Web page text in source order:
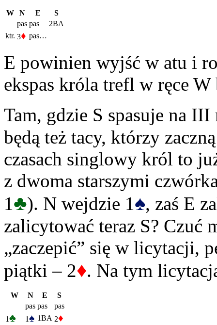
W N E
S
pas pas
2BA
ktr. 3♦ pas…
E powinien wyjść w atu i
ekspas króla trefl w ręce W
Tam, gdzie S spasuje na
będą też tacy, którzy
czasach singlowy król to
z dwoma starszymi
1♣). N wejdzie 1♠, zaś E
zalicytować teraz S? Czuć
„zaczepić” się w licytacji,
piątki – 2♦. Na tym
W N E
S
pas pas
pas
1♣ 1♠ 1BA 2♦